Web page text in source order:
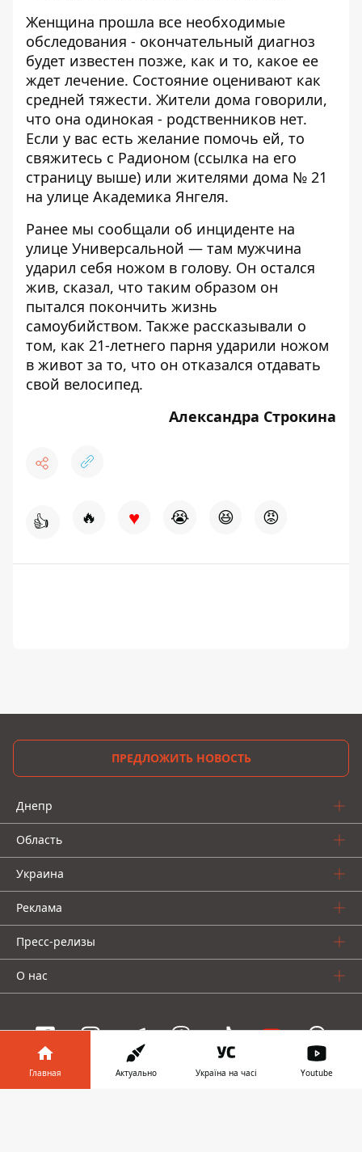
Женщина прошла все необходимые
обследования - окончательный диагноз
будет известен позже, как и то, какое ее
ждет лечение. Состояние оценивают как
средней тяжести. Жители дома говорили,
что она одинокая - родственников нет.
Если у вас есть желание помочь ей, то
свяжитесь с Радионом (ссылка на его
страницу выше) или жителями дома № 21
на улице Академика Янгеля.
Ранее мы сообщали об инциденте на
улице Универсальной — там мужчина
ударил себя ножом в голову. Он остался
жив, сказал, что таким образом он
пытался покончить жизнь
самоубийством. Также рассказывали о
том, как 21-летнего парня ударили ножом
в живот за то, что он отказался отдавать
свой велосипед.
Александра Строкина
👍 🔥 ♥ 😭 😆 😡
ПРЕДЛОЖИТЬ НОВОСТЬ
Днепр
Область
Украина
Реклама
Пресс-релизы
О нас
Главная Актуально Україна на часі Youtube